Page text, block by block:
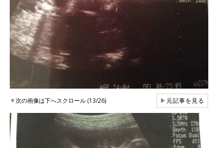
▼次の画像は下へスクロール (13/26) ▶元記事を見る